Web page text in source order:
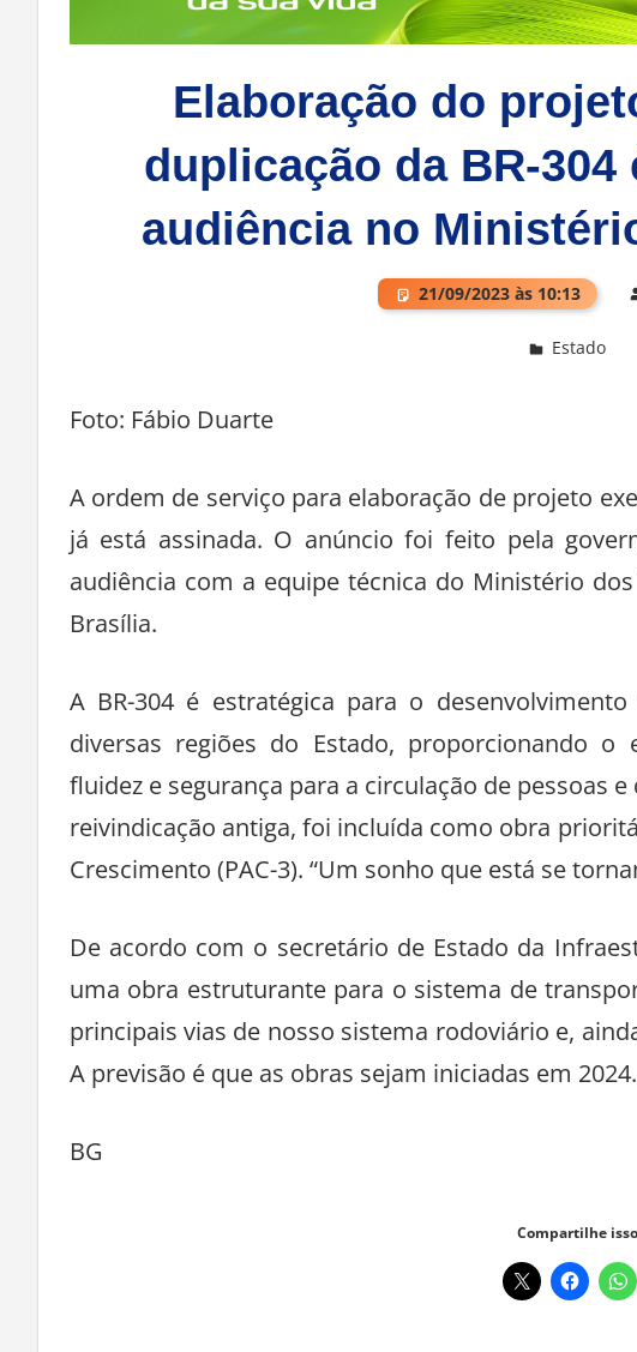
Elaboração do
duplicação da BR-304
audiência no
21/09/2023 às 10:13
Estado
Foto: Fábio Duarte
A ordem de serviço para elaboração de projeto
já está assinada. O anúncio foi feito pela
audiência com a equipe técnica do Ministério
Brasília.
A BR-304 é estratégica para o
diversas regiões do Estado, proporcionando
fluidez e segurança para a circulação de pessoas
reivindicação antiga, foi incluída como obra
Crescimento (PAC-3). “Um sonho que está se
De acordo com o secretário de Estado da
uma obra estruturante para o sistema de
principais vias de nosso sistema rodoviário e,
A previsão é que as obras sejam iniciadas em 2024.
BG
Compartilhe